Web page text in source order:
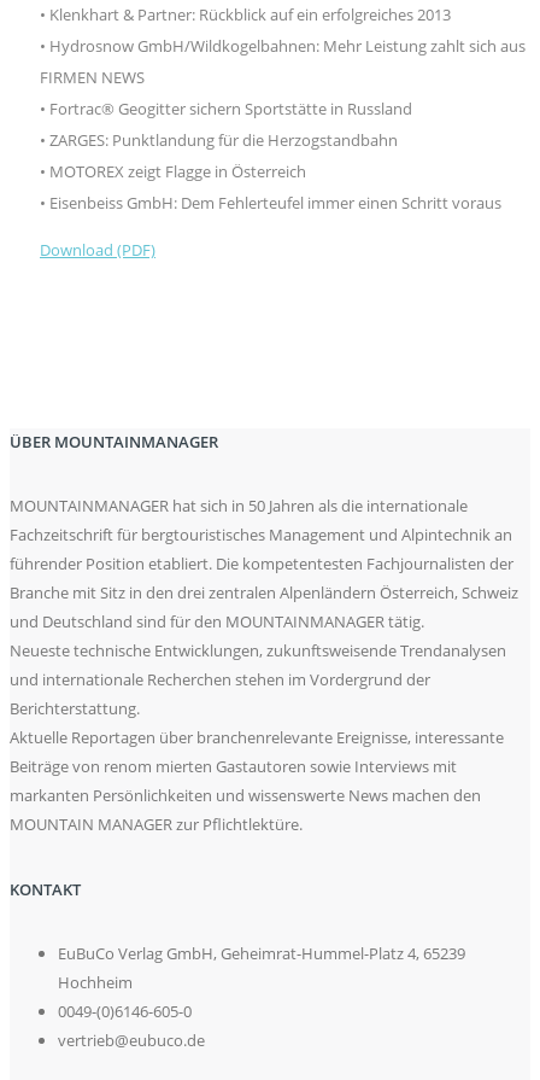
• Klenkhart & Partner: Rückblick auf ein erfolgreiches 2013
• Hydrosnow GmbH/Wildkogelbahnen: Mehr Leistung zahlt sich aus
FIRMEN NEWS
• Fortrac® Geogitter sichern Sportstätte in Russland
• ZARGES: Punktlandung für die Herzogstandbahn
• MOTOREX zeigt Flagge in Österreich
• Eisenbeiss GmbH: Dem Fehlerteufel immer einen Schritt voraus
Download (PDF)
ÜBER MOUNTAINMANAGER
MOUNTAINMANAGER hat sich in 50 Jahren als die internationale
Fachzeitschrift für bergtouristisches Management und Alpintechnik an
führender Position etabliert. Die kompetentesten Fachjournalisten der
Branche mit Sitz in den drei zentralen Alpenländern Österreich, Schweiz
und Deutschland sind für den MOUNTAINMANAGER tätig.
Neueste technische Entwicklungen, zukunftsweisende Trendanalysen
und internationale Recherchen stehen im Vordergrund der
Berichterstattung.
Aktuelle Reportagen über branchenrelevante Ereignisse, interessante
Beiträge von renom mierten Gastautoren sowie Interviews mit
markanten Persönlichkeiten und wissenswerte News machen den
MOUNTAIN MANAGER zur Pflichtlektüre.
KONTAKT
EuBuCo Verlag GmbH, Geheimrat-Hummel-Platz 4, 65239
Hochheim
0049-(0)6146-605-0
vertrieb@eubuco.de